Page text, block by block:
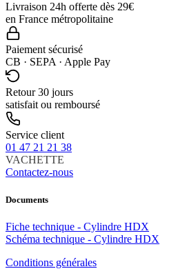
Livraison 24h offerte dès 29€
en France métropolitaine
Paiement sécurisé
CB · SEPA · Apple Pay
Retour 30 jours
satisfait ou remboursé
Service client
01 47 21 21 38
VACHETTE
Contactez-nous
Documents
Fiche technique - Cylindre HDX
Schéma technique - Cylindre HDX
Conditions générales